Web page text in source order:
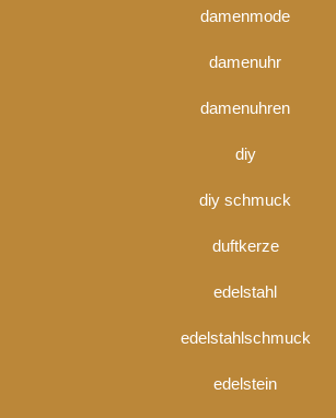
damenmode
damenuhr
damenuhren
diy
diy schmuck
duftkerze
edelstahl
edelstahlschmuck
edelstein